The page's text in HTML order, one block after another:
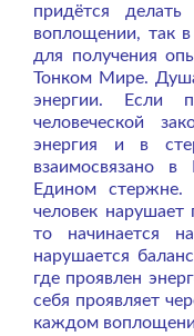
придётся
воплощении, так
для получения
Тонком Мире.
энергии. Если
человеческой
энергия и в
взаимосвязано
Едином стержне.
человек нарушает
то начинается
нарушается
где проявлен
себя проявляет
каждом